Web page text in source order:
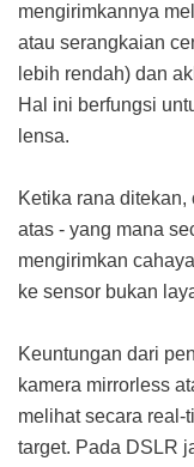
mengirimkannya
atau serangkaian
lebih rendah) dan
Hal ini berfungsi
lensa.
Ketika rana
atas - yang mana
mengirimkan
ke sensor bukan
Keuntungan dari
kamera mirrorless
melihat secara real-
target. Pada DSLR